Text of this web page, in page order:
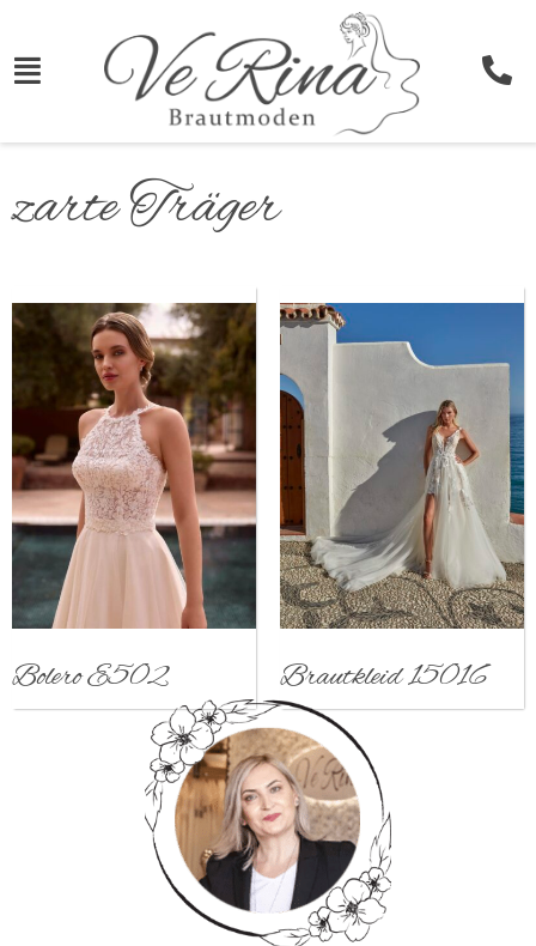
zarte Träger
Bolero E502 Brautkleid 15016